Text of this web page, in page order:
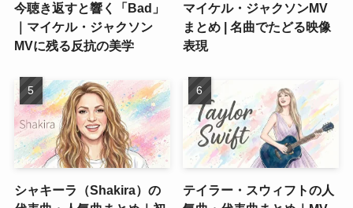
今聴き返すと響く「Bad」
｜マイケル・ジャクソン
MVに残る反抗の美学
マイケル・ジャクソンMV
まとめ | 名曲でたどる映像
表現
シャキーラ（Shakira）の
テイラー・スウィフトの人